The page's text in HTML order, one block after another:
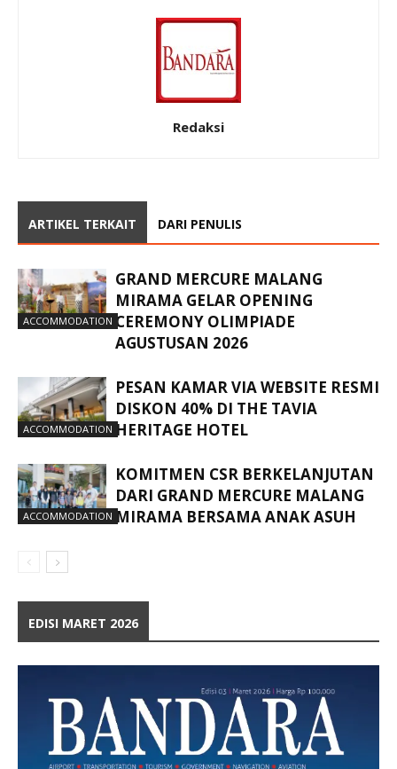
Redaksi
ARTIKEL TERKAIT DARI PENULIS
ACCOMMODATION
GRAND MERCURE MALANG
MIRAMA GELAR OPENING
CEREMONY OLIMPIADE
AGUSTUSAN 2026
ACCOMMODATION
PESAN KAMAR VIA WEBSITE RESMI
DISKON 40% DI THE TAVIA
HERITAGE HOTEL
ACCOMMODATION
KOMITMEN CSR BERKELANJUTAN
DARI GRAND MERCURE MALANG
MIRAMA BERSAMA ANAK ASUH
EDISI MARET 2026